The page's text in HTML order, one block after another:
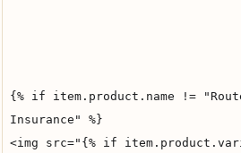
{% if item.product.name !=
Insurance" %}
<img src="{% if